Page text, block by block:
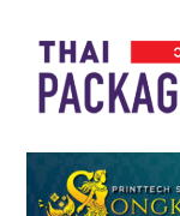
main
content
secondary
menu
primary
sidebar
footer
Thai
Pack
Magazine